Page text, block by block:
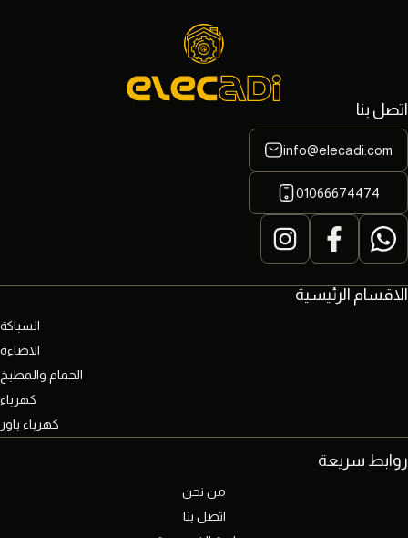
الاقسام الرئيسية
السباكة
الاضاءة
الحمام والمطبخ
كهرباء
كهرباء باور
اتصل بنا
info@elecadi.com
01066674474
روابط سريعة
من نحن
اتصل بنا